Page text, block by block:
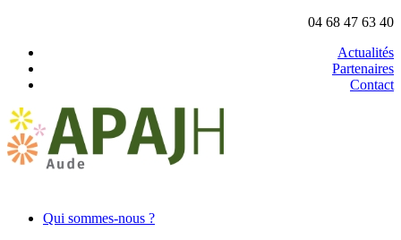
04 68 47 63 40
Actualités
Partenaires
Contact
Qui sommes-nous ?